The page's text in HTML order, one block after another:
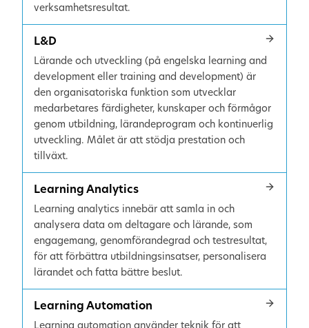
verksamhetsresultat.
L&D
Lärande och utveckling (på engelska learning and
development eller training and development) är
den organisatoriska funktion som utvecklar
medarbetares färdigheter, kunskaper och förmågor
genom utbildning, lärandeprogram och kontinuerlig
utveckling. Målet är att stödja prestation och
tillväxt.
Learning Analytics
Learning analytics innebär att samla in och
analysera data om deltagare och lärande, som
engagemang, genomförandegrad och testresultat,
för att förbättra utbildningsinsatser, personalisera
lärandet och fatta bättre beslut.
Learning Automation
Learning automation använder teknik för att